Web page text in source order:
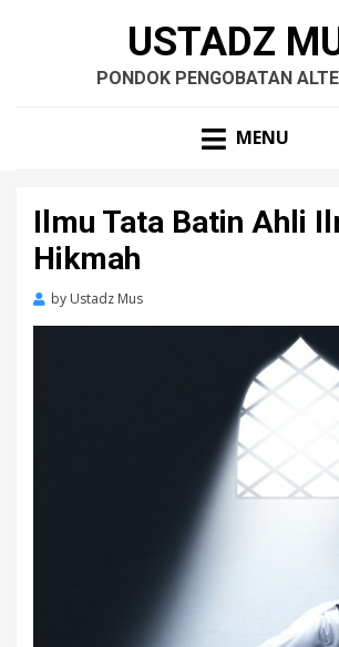
USTADZ
PONDOK PENGOBATAN
MENU
Ilmu Tata Batin Ahli
Hikmah
by Ustadz Mus